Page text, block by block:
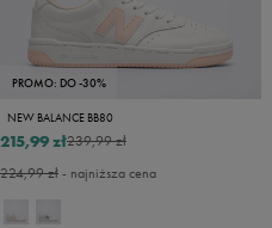
PROMO: DO -30%
NEW BALANCE BB80
239,99 zł
215,99 zł
224,99 zł- najniższa cena